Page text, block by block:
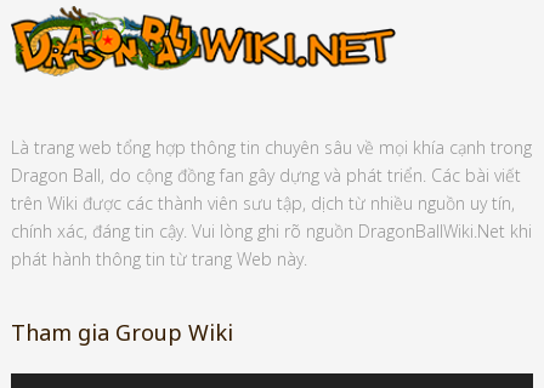
Là trang web tổng hợp thông tin chuyên sâu về mọi khía cạnh trong
Dragon Ball, do cộng đồng fan gây dựng và phát triển. Các bài viết
trên Wiki được các thành viên sưu tập, dịch từ nhiều nguồn uy tín,
chính xác, đáng tin cậy. Vui lòng ghi rõ nguồn DragonBallWiki.Net khi
phát hành thông tin từ trang Web này.
Tham gia Group Wiki